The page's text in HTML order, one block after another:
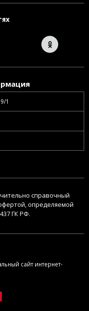
1
справочный
определяемой
ГК РФ.
сайт интернет-